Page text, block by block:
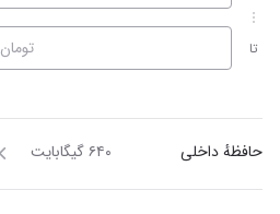
تا تومان
حافظهٔ داخلی ۶۴۰ گیگابایت